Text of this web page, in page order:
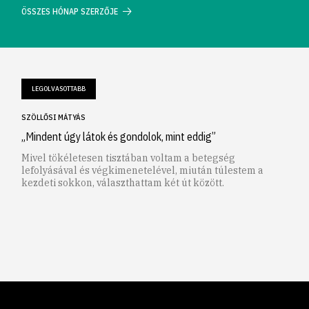
ÖSSZES HÓNAP SZERZŐJE
LEGOLVASOTTABB
SZÖLLŐSI MÁTYÁS
„Mindent úgy látok és gondolok, mint eddig”
Mivel tökéletesen tisztában voltam a betegség
lefolyásával és végkimenetelével, miután túlestem a
kezdeti sokkon, választhattam két út között.